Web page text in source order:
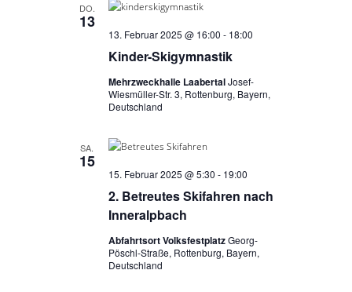
DO.
13
Kinder-Skigymnastik
13. Februar 2025 @ 16:00 - 18:00
Mehrzweckhalle LaabertalJosef-
Wiesmüller-Str. 3, Rottenburg, Bayern,
Deutschland
SA.
15
2. Betreutes Skifahren nach
Inneralpbach
15. Februar 2025 @ 5:30 - 19:00
Abfahrtsort VolksfestplatzGeorg-
Pöschl-Straße, Rottenburg, Bayern,
Deutschland